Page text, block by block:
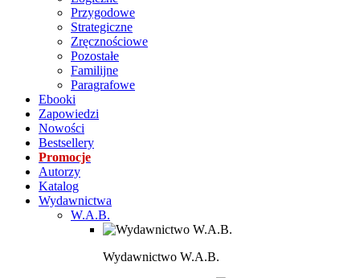
Przygodowe
Strategiczne
Zręcznościowe
Pozostałe
Familijne
Paragrafowe
Ebooki
Zapowiedzi
Nowości
Bestsellery
Promocje
Autorzy
Katalog
Wydawnictwa
W.A.B.
Wydawnictwo W.A.B.